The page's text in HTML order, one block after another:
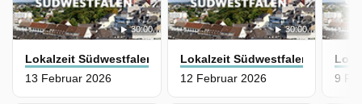
30:00
Lokalzeit Südwestfalen
13 Februar 2026
30:00
Lokalzeit Südwestfalen
12 Februar 2026
9